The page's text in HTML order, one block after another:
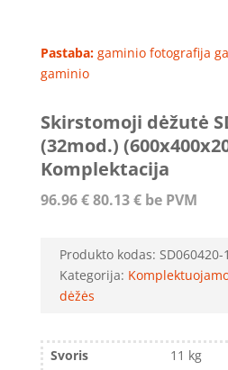
Pastaba:gaminio fotografija
gaminio
Skirstomoji dėžutė
(32mod.)
Komplektacija
96.96€80.13€be PVM
Produkto kodas: SD060420-
Kategorija:
dėžės
Svoris
11 kg